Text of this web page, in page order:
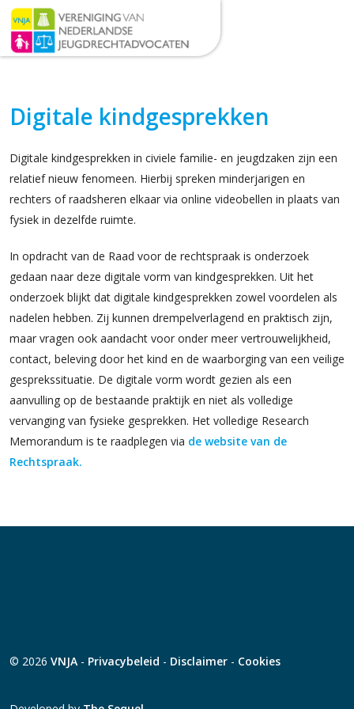
Digitale kindgesprekken
Digitale kindgesprekken in civiele familie- en jeugdzaken zijn een
relatief nieuw fenomeen. Hierbij spreken minderjarigen en
rechters of raadsheren elkaar via online videobellen in plaats van
fysiek in dezelfde ruimte.
In opdracht van de Raad voor de rechtspraak is onderzoek
gedaan naar deze digitale vorm van kindgesprekken. Uit het
onderzoek blijkt dat digitale kindgesprekken zowel voordelen als
nadelen hebben. Zij kunnen drempelverlagend en praktisch zijn,
maar vragen ook aandacht voor onder meer vertrouwelijkheid,
contact, beleving door het kind en de waarborging van een veilige
gesprekssituatie. De digitale vorm wordt gezien als een
aanvulling op de bestaande praktijk en niet als volledige
vervanging van fysieke gesprekken. Het volledige Research
Memorandum is te raadplegen via de website van de
Rechtspraak.
© 2026 VNJA - Privacybeleid - Disclaimer - Cookies